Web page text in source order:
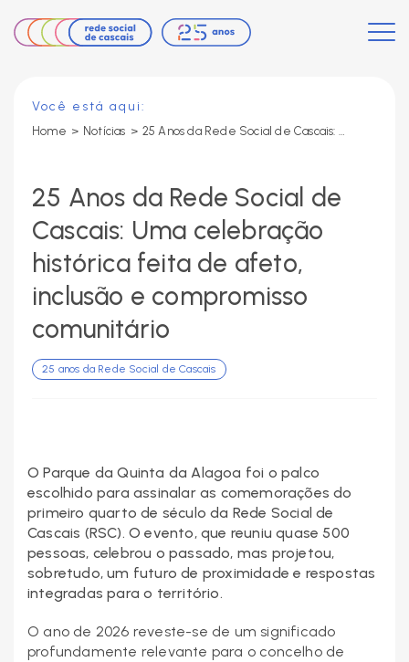
Você está aqui:
Home > Notícias > 25 Anos da Rede Social de Cascais: Uma celebração histórica feita de afeto, inclusão e compromisso comunitário
25 Anos da Rede Social de
Cascais: Uma celebração
histórica feita de afeto,
inclusão e compromisso
comunitário
25 anos da Rede Social de Cascais
O Parque da Quinta da Alagoa foi o palco
escolhido para assinalar as comemorações do
primeiro quarto de século da Rede Social de
Cascais (RSC). O evento, que reuniu quase 500
pessoas, celebrou o passado, mas projetou,
sobretudo, um futuro de proximidade e respostas
integradas para o território.
O ano de 2026 reveste-se de um significado
profundamente relevante para o concelho de